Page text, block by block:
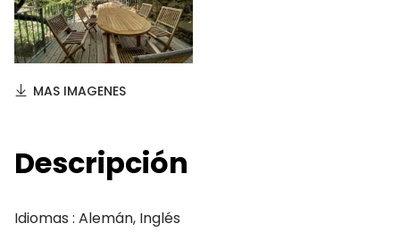
MAS IMAGENES
Descripción
Idiomas : Alemán, Inglés